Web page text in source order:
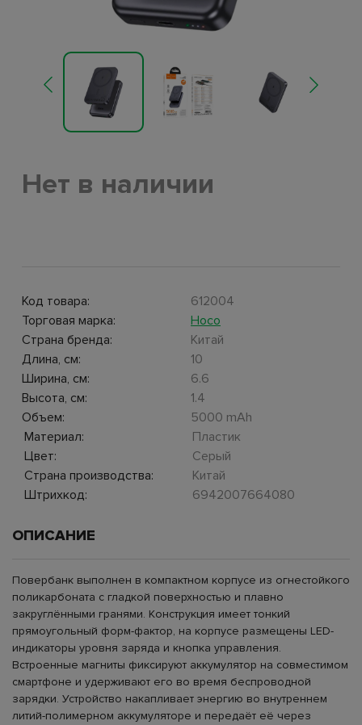
Нет в наличии
Код товара:
612004
Торговая марка:
Hoco
Страна бренда:
Китай
Длина, см:
10
Ширина, см:
6.6
Высота, см:
1.4
Объем:
5000 mAh
Материал:
Пластик
Цвет:
Серый
Страна производства:
Китай
Штрихкод:
6942007664080
ОПИСАНИЕ
Повербанк выполнен в компактном корпусе из огнестойкого
поликарбоната с гладкой поверхностью и плавно
закруглёнными гранями. Конструкция имеет тонкий
прямоугольный форм-фактор, на корпусе размещены LED-
индикаторы уровня заряда и кнопка управления.
Встроенные магниты фиксируют аккумулятор на совместимом
смартфоне и удерживают его во время беспроводной
зарядки. Устройство накапливает энергию во внутреннем
литий-полимерном аккумуляторе и передаёт её через